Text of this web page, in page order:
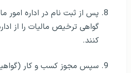
پس از ثبت نام در اداره امور
گواهی ترخیص مالیات را از
کنند.
سپس مجوز كسب و كار